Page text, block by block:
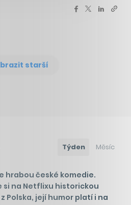
starší
Týden Měsíc
hrabou české komedie.
si na Netflixu historickou
Polska, její humor platí i na